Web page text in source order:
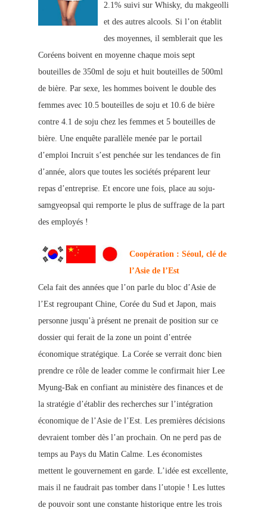
2.1% suivi sur Whisky, du makgeolli
et des autres alcools. Si l’on établit
des moyennes, il semblerait que les
Coréens boivent en moyenne chaque mois sept
bouteilles de 350ml de soju et huit bouteilles de 500ml
de bière. Par sexe, les hommes boivent le double des
femmes avec 10.5 bouteilles de soju et 10.6 de bière
contre 4.1 de soju chez les femmes et 5 bouteilles de
bière. Une enquête parallèle menée par le portail
d’emploi Incruit s’est penchée sur les tendances de fin
d’année, alors que toutes les sociétés préparent leur
repas d’entreprise. Et encore une fois, place au soju-
samgyeopsal qui remporte le plus de suffrage de la part
des employés !
Coopération : Séoul, clé de
l’Asie de l’Est
Cela fait des années que l’on parle du bloc d’Asie de
l’Est regroupant Chine, Corée du Sud et Japon, mais
personne jusqu’à présent ne prenait de position sur ce
dossier qui ferait de la zone un point d’entrée
économique stratégique. La Corée se verrait donc bien
prendre ce rôle de leader comme le confirmait hier Lee
Myung-Bak en confiant au ministère des finances et de
la stratégie d’établir des recherches sur l’intégration
économique de l’Asie de l’Est. Les premières décisions
devraient tomber dès l’an prochain. On ne perd pas de
temps au Pays du Matin Calme. Les économistes
mettent le gouvernement en garde. L’idée est excellente,
mais il ne faudrait pas tomber dans l’utopie ! Les luttes
de pouvoir sont une constante historique entre les trois